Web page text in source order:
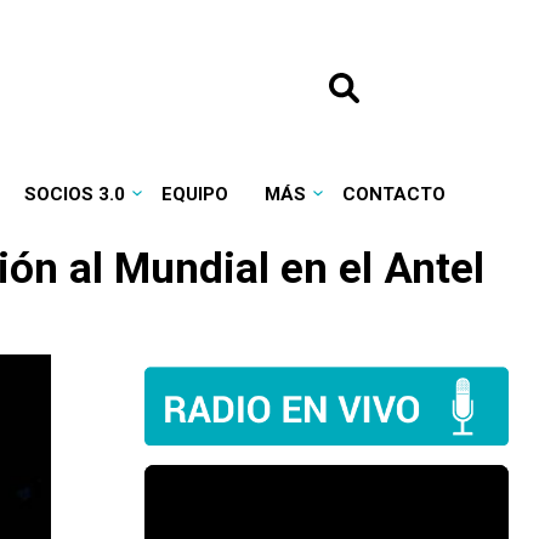
SOCIOS 3.0 EQUIPO MÁS CONTACTO
al Mundial en el Antel